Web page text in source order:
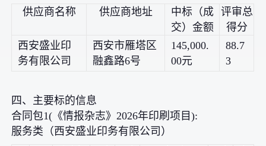
供应商名称
供应商地址
中标（成
交）金额
评审总
得分
西安盛业印
务有限公司
西安市雁塔区
融鑫路6号
145,000.
00元
88.7
3
四、主要标的信息
合同包1(《情报杂志》2026年印刷项目):
服务类（西安盛业印务有限公司）